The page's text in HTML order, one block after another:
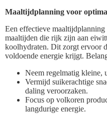
Maaltijdplanning voor
Een effectieve maaltijdplanning
maaltijden die rijk zijn aan
koolhydraten. Dit zorgt ervoor
voldoende energie krijgt.
Neem regelmatig kleine,
Vermijd suikerachtige
daling veroorzaken.
Focus op volkoren
langdurige energie.